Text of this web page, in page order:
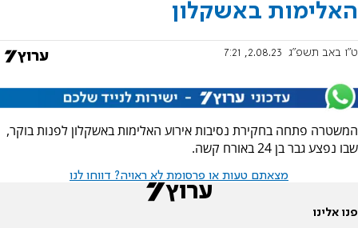
האלימות באשקלון
ט"ו באב תשפ"ג 2.08.23, 7:21
המשטרה פתחה בחקירת נסיבות אירוע האלימות באשקלון לפנות בוקר,
שבו נפצע גבר בן 24 באורח קשה.
מצאתם טעות או פרסומת לא ראויה? דווחו לנו
פנו אלינו